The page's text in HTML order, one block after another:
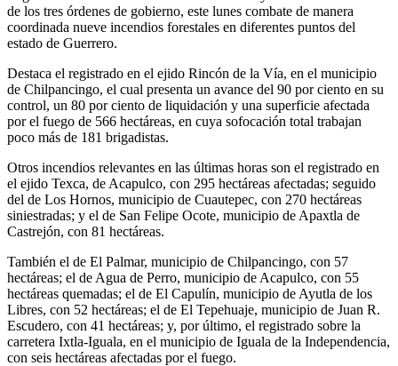
de los tres órdenes de gobierno, este lunes combate de manera
coordinada nueve incendios forestales en diferentes puntos del
estado de Guerrero.
Destaca el registrado en el ejido Rincón de la Vía, en el municipio
de Chilpancingo, el cual presenta un avance del 90 por ciento en su
control, un 80 por ciento de liquidación y una superficie afectada
por el fuego de 566 hectáreas, en cuya sofocación total trabajan
poco más de 181 brigadistas.
Otros incendios relevantes en las últimas horas son el registrado en
el ejido Texca, de Acapulco, con 295 hectáreas afectadas; seguido
del de Los Hornos, municipio de Cuautepec, con 270 hectáreas
siniestradas; y el de San Felipe Ocote, municipio de Apaxtla de
Castrejón, con 81 hectáreas.
También el de El Palmar, municipio de Chilpancingo, con 57
hectáreas; el de Agua de Perro, municipio de Acapulco, con 55
hectáreas quemadas; el de El Capulín, municipio de Ayutla de los
Libres, con 52 hectáreas; el de El Tepehuaje, municipio de Juan R.
Escudero, con 41 hectáreas; y, por último, el registrado sobre la
carretera Ixtla-Iguala, en el municipio de Iguala de la Independencia,
con seis hectáreas afectadas por el fuego.